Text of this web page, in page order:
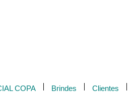
COPA Brindes Clientes